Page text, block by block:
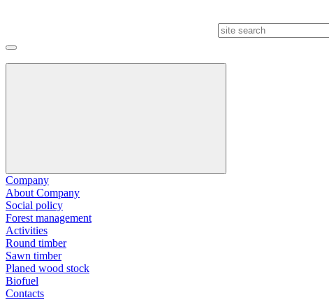
Company
About Company
Social policy
Forest management
Activities
Round timber
Sawn timber
Planed wood stock
Biofuel
Contacts